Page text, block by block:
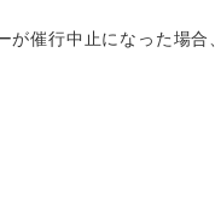
催行中止になった場合
人型プランです。